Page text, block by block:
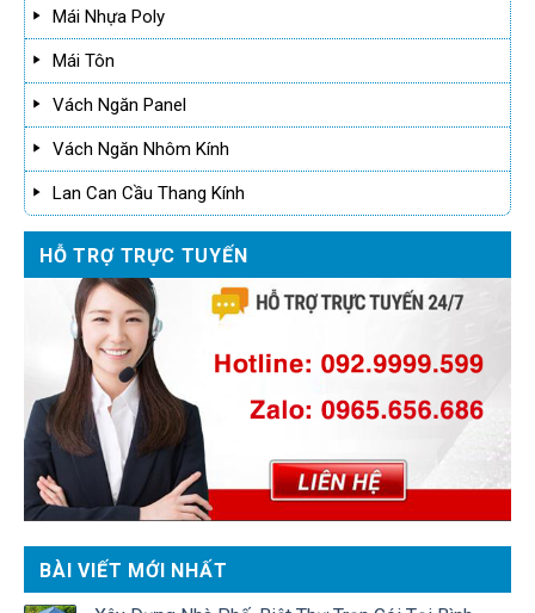
Mái Nhựa Poly
Mái Tôn
Vách Ngăn Panel
Vách Ngăn Nhôm Kính
Lan Can Cầu Thang Kính
HỖ TRỢ TRỰC TUYẾN
BÀI VIẾT MỚI NHẤT